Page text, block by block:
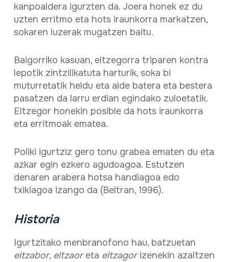
kanpoaldera igurzten da. Joera honek ez du
uzten erritmo eta hots iraunkorra markatzen,
sokaren luzerak mugatzen baitu.
Baigorriko kasuan, eltzegorra triparen kontra
lepotik zintzilikatuta harturik, soka bi
muturretatik heldu eta alde batera eta bestera
pasatzen da larru erdian egindako zuloetatik.
Eltzegor honekin posible da hots iraunkorra
eta erritmoak ematea.
Poliki igurtziz gero tonu grabea ematen du eta
azkar egin ezkero agudoagoa. Estutzen
denaren arabera hotsa handiagoa edo
txikiagoa izango da (Beltran, 1996).
Historia
Igurtzitako menbranofono hau, batzuetan
eltzabor, eltzaoreta eltzagorizenekin azaltzen